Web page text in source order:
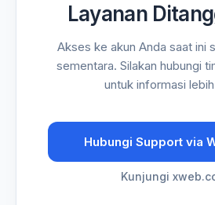
Layanan
Akses ke akun Anda saat ini
sementara. Silakan hubungi
untuk informasi
Hubungi Support via
Kunjungi